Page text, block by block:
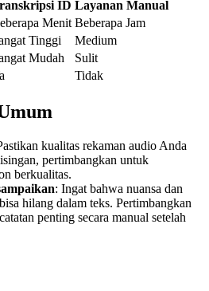
ID Layanan Manual
Menit Beberapa Jam
Tinggi
Medium
Mudah
Sulit
Tidak
kualitas rekaman audio Anda
pertimbangkan untuk
berkualitas.
: Ingat bahwa nuansa dan
hilang dalam teks. Pertimbangkan
penting secara manual setelah